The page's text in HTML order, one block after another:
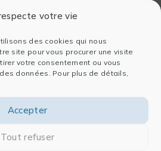
votre vie
des cookies qui nous
site pour vous procurer une visite
votre consentement ou vous
données. Pour plus de détails,
Accepter
Tout refuser
au Replay,
vous